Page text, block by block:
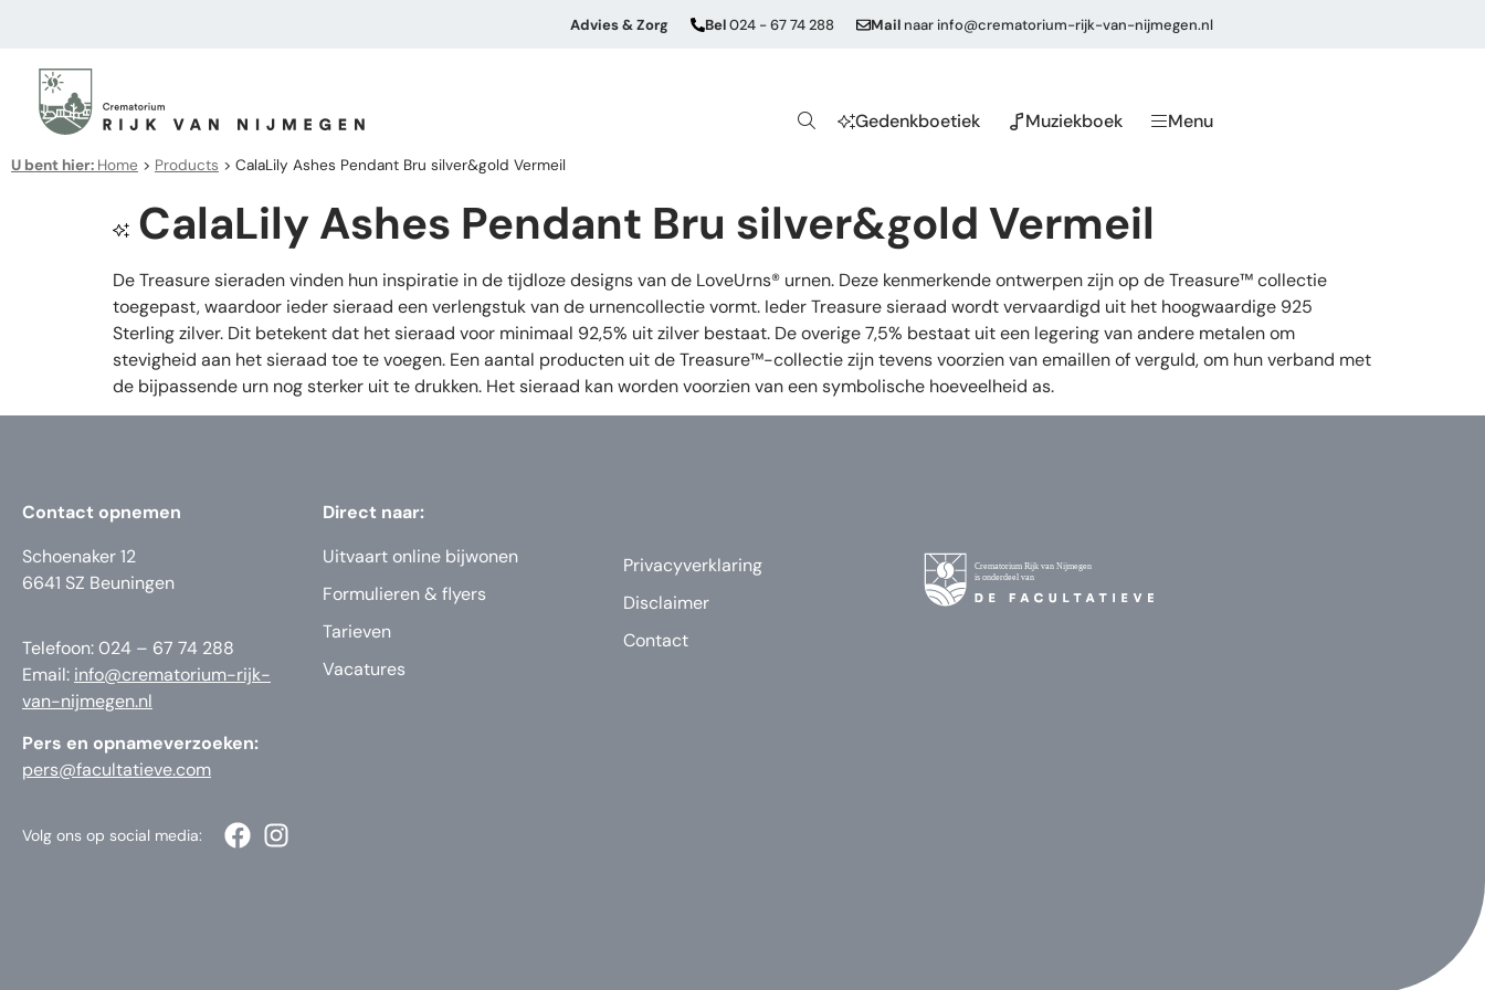
Advies & Zorg Bel024 - 67 74 288 Mail naarinfo@crematorium-rijk-van-nijmegen.nl
Gedenkboetiek Muziekboek Menu
U bent hier: Home > Products > CalaLily Ashes Pendant Bru silver&gold Vermeil
CalaLily Ashes Pendant Bru silver&gold Vermeil
De Treasure sieraden vinden hun inspiratie in de tijdloze designs van de LoveUrns® urnen. Deze kenmerkende ontwerpen zijn op de Treasure™ collectie
toegepast, waardoor ieder sieraad een verlengstuk van de urnencollectie vormt. Ieder Treasure sieraad wordt vervaardigd uit het hoogwaardige 925
Sterling zilver. Dit betekent dat het sieraad voor minimaal 92,5% uit zilver bestaat. De overige 7,5% bestaat uit een legering van andere metalen om
stevigheid aan het sieraad toe te voegen. Een aantal producten uit de Treasure™-collectie zijn tevens voorzien van emaillen of verguld, om hun verband met
de bijpassende urn nog sterker uit te drukken. Het sieraad kan worden voorzien van een symbolische hoeveelheid as.
Contact opnemen
Schoenaker 12
6641 SZ Beuningen
Telefoon: 024 – 67 74 288
Email: info@crematorium-rijk-
van-nijmegen.nl
Pers en opnameverzoeken:
pers@facultatieve.com
Direct naar:
Uitvaart online bijwonen
Formulieren & flyers
Tarieven
Vacatures
Privacyverklaring
Disclaimer
Contact
Volg ons op social media: